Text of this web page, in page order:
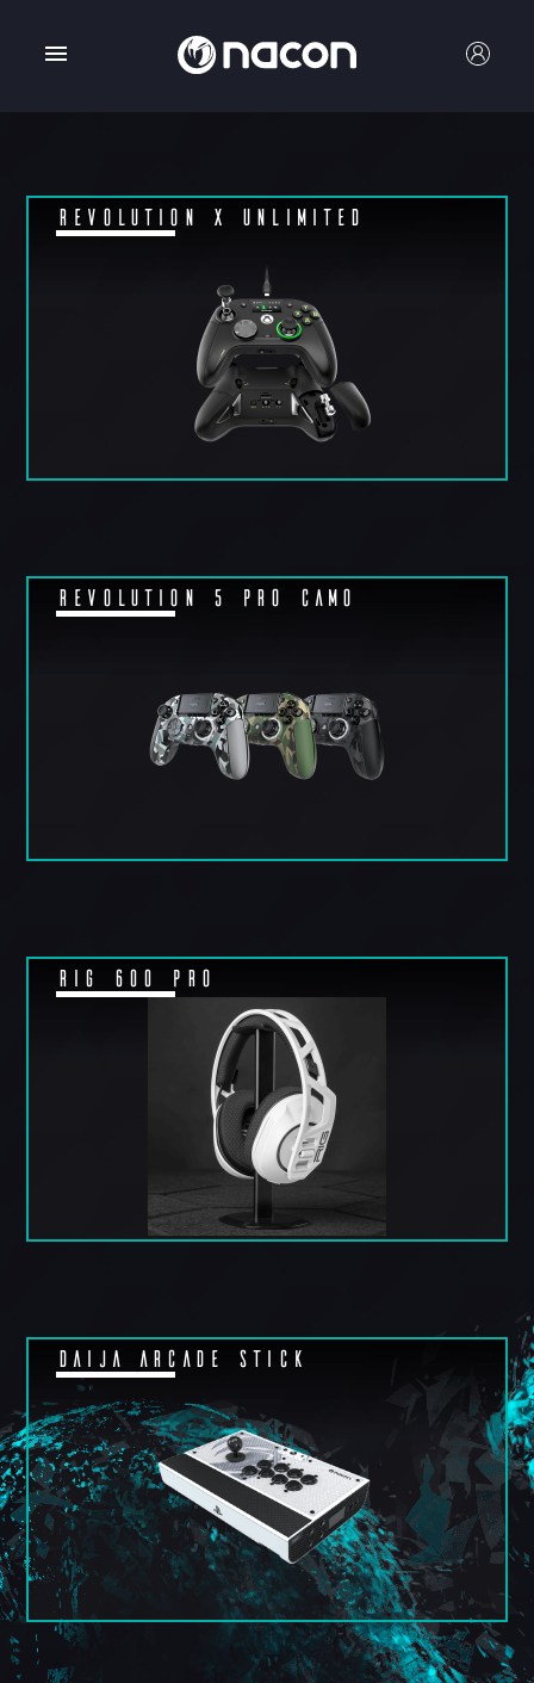
REVOLUTION X Unlimited
REVOLUTION 5 PRO CAMO
RIG 600 Pro
DAIJA ARCADE STICK